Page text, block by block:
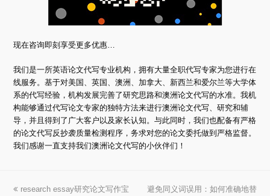
现在咨询即刻享受更多优惠…
我们是一所英语论文代写专业机构，拥有大量全职代写专家为您进行在
线服务。基于对美国、英国、澳洲、加拿大、新西兰和爱尔兰等大学体
系的代写经验，机构发展完善了研究思路和澳洲论文代写的水准。我机
构能够通过代写论文专家的独特方法来进行澳洲论文代写、研究和辅
导，并且得到了广大客户以及家长认知。与此同时，我们也配备有严格
的论文代写反抄袭质量检测程序，务求对您的论文委托做到严格监督。
我们感谢一直支持我们澳洲论文代写的小伙伴们！
上
research essay研究论文写作宝
下
避免同义词误用：如何准确地替